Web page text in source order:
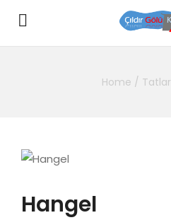
Home / Tatlar
Hangel